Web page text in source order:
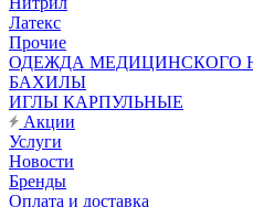
Латекс
Прочие
ОДЕЖДА МЕДИЦИНСКОГО
БАХИЛЫ
ИГЛЫ КАРПУЛЬНЫЕ
Акции
Услуги
Новости
Бренды
Оплата и доставка